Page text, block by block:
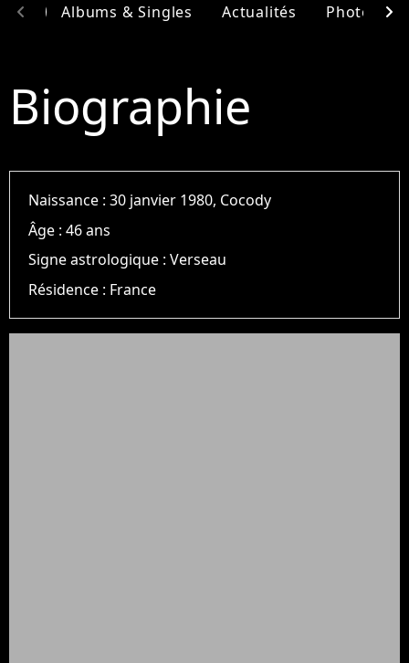
Albums & Singles Actualités Photos
chevron_left chevron_right
Biographie
Naissance :30 janvier 1980, Cocody
Âge :46 ans
Signe astrologique :Verseau
Résidence : France